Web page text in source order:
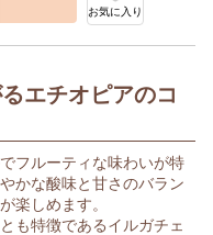
お気に入り
エチオピアのコ
フルーティな味わいが特
かな酸味と甘さのバラン
楽しめます。
も特徴であるイルガチェ